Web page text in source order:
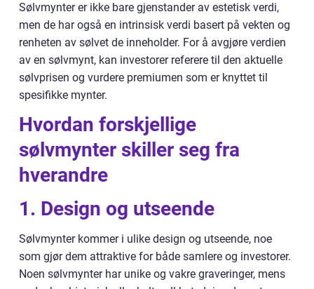
Sølvmynter er ikke bare gjenstander av estetisk verdi,
men de har også en intrinsisk verdi basert på vekten og
renheten av sølvet de inneholder. For å avgjøre verdien
av en sølvmynt, kan investorer referere til den aktuelle
sølvprisen og vurdere premiumen som er knyttet til
spesifikke mynter.
Hvordan forskjellige
sølvmynter skiller seg fra
hverandre
1. Design og utseende
Sølvmynter kommer i ulike design og utseende, noe
som gjør dem attraktive for både samlere og investorer.
Noen sølvmynter har unike og vakre graveringer, mens